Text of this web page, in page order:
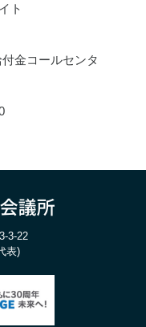
イト
金コールセンタ
3-22
表)